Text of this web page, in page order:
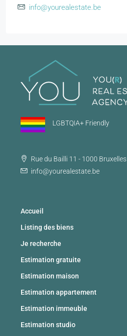
info@yourealestate.be
LGBTQIA+ Friendly
Rue du Bailli 11 - 1000 Bruxelles
info@yourealestate.be
Accueil
Listing des biens
Je recherche
Estimation gratuite
Estimation maison
Estimation appartement
Estimation immeuble
Estimation studio